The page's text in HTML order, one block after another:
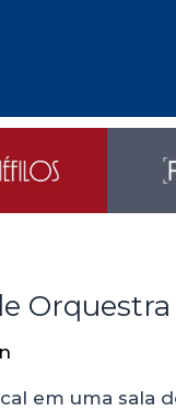
em uma